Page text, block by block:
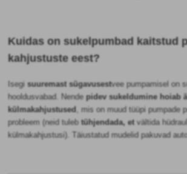
Kuidas on sukelpumbad kaitstud
kahjustuste eest?
Isegisuuremast sügavusestvee pumpamiselon
hooldusvabad. Nendepidev sukeldumine hoiab
külmakahjustused, mis on muud tüüpi pumpade
probleem (neid tulebtühjendada, et vältida
külmakahjustusi). Täiustatud mudelid pakuvad